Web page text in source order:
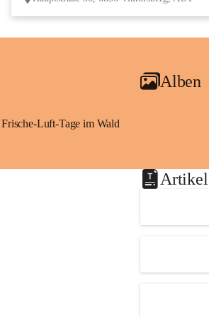
Alben
Frische-Luft-Tage im Wald
Artikel